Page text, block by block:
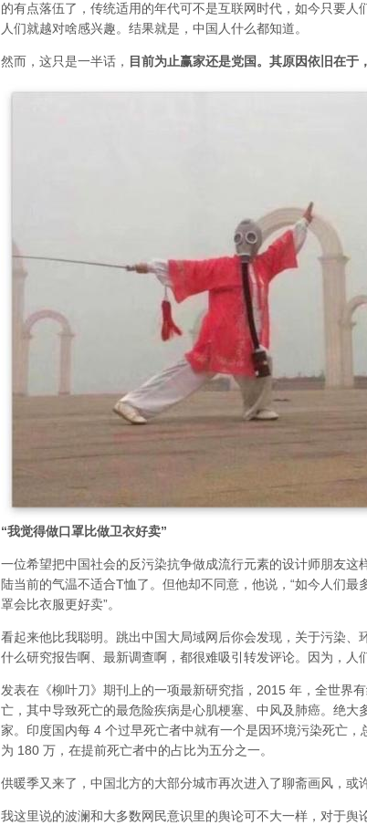
的有点落伍了，传统适用的年代可不是互联网时代，如今只要人
人们就越对啥感兴趣。结果就是，中国人什么都知道。
然而，这只是一半话， 目前为止赢家还是党国。其原因依旧在于
“我觉得做口罩比做卫衣好卖”
一位希望把中国社会的反污染抗争做成流行元素的设计师朋友这
陆当前的气温不适合T恤了。但他却不同意，他说，“如今人们
罩会比衣服更好卖”。
看起来他比我聪明。跳出中国大局域网后你会发现，关于污染、
什么研究报告啊、最新调查啊，都很难吸引转发评论。因为，人
发表在《柳叶刀》期刊上的一项最新研究指，2015 年，全世界
亡，其中导致死亡的最危险疾病是心肌梗塞、中风及肺癌。绝大
家。印度国内每 4 个过早死亡者中就有一个是因环境污染死亡
为 180 万，在提前死亡者中的占比为五分之一。
供暖季又来了，中国北方的大部分城市再次进入了聊斋画风，或
我这里说的波澜和大多数网民意识里的舆论可不大一样，对于舆